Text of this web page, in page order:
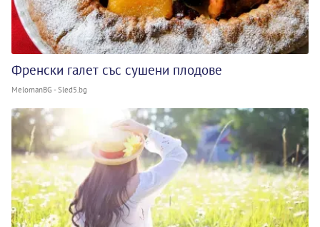
Френски галет със сушени плодове
MelomanBG - Sled5.bg